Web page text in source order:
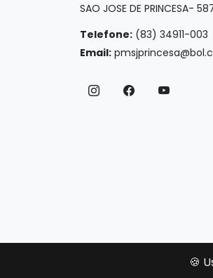
SAO JOSE DE PRINCESA-
Telefone: (83) 34911-003
Email:
🍪